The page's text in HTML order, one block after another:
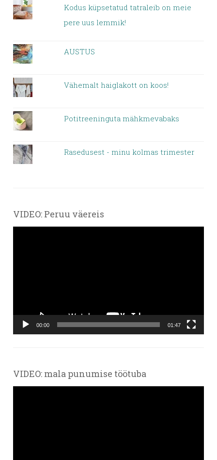
Kodus küpsetatud tatraleib on meie
pere uus lemmik!
AUSTUS
Vähemalt haiglakott on koos!
Potitreeninguta mähkmevabaks
Rasedusest - minu kolmas trimester
VIDEO: Peruu väereis
00:00 01:47
VIDEO: mala punumise töötuba